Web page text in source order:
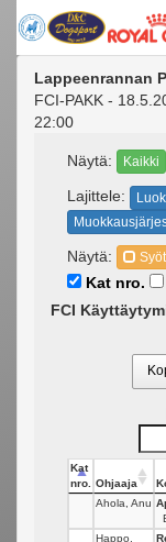
Lappeenrannan
FCI-PAKK -
22:00
Näytä: Kaikki
Lajittele:
Näytä:
Kat nro.
FCI
Kat
nro.
Ohjaaja
Ahola, Anu
Happo,